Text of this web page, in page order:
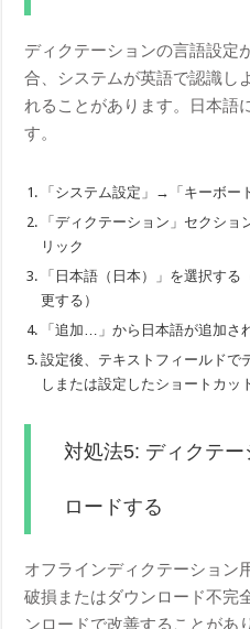
ディクテーションの言語設定
合、システムが英語で認識し
れることがあります。日本語
す。
「システム設定」→「キーボー
「ディクテーション」セクシ
リック
「日本語（日本）」を選択す
更する）
「追加…」から日本語が追加さ
設定後、テキストフィールドで
しまたは設定したショートカッ
対処法5: ディクテ
ロードする
オフラインディクテーション
破損またはダウンロード不完
ンロードで改善することがあ